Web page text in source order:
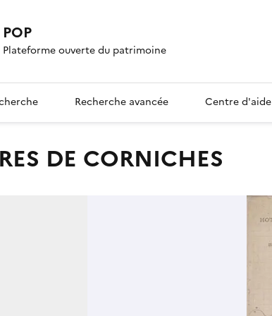
POP
Plateforme ouverte du patrimoine
Recherche avancée Centre d'aide
DE CORNICHES